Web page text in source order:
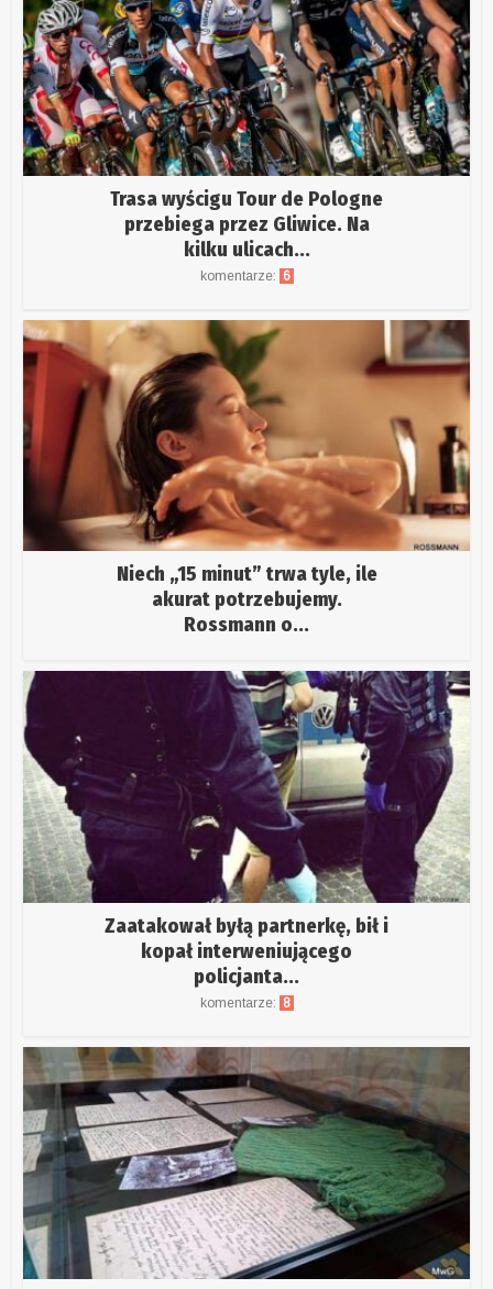
Trasa wyścigu Tour de Pologne
przebiega przez Gliwice. Na
kilku ulicach...
komentarze: 6
Niech „15 minut” trwa tyle, ile
akurat potrzebujemy.
Rossmann o...
Zaatakował byłą partnerkę, bił i
kopał interweniującego
policjanta...
komentarze: 8